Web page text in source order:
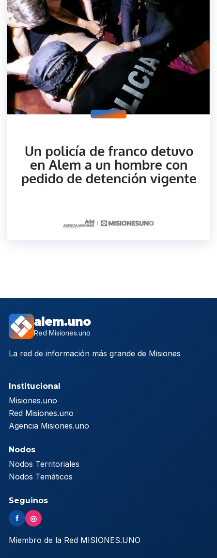
alem.uno
Red Misiones.uno
La red de información más grande de Misiones
Institucional
Misiones.uno
Red Misiones.uno
Agencia Misiones.uno
Nodos
Nodos Territoriales
Nodos Temáticos
Seguinos
f ◎
Miembro de la Red MISIONES.UNO